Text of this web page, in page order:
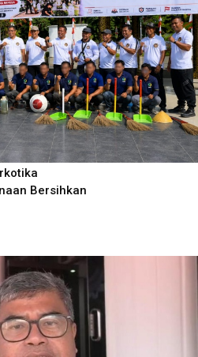
Bersihkan